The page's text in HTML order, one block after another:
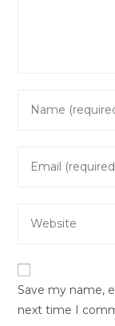
comment
address
URL
(optional)
Save my name,
next time I